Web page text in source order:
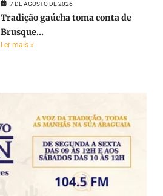
7 DE AGOSTO DE 2026
Tradição gaúcha toma conta de
Brusque...
Ler mais »